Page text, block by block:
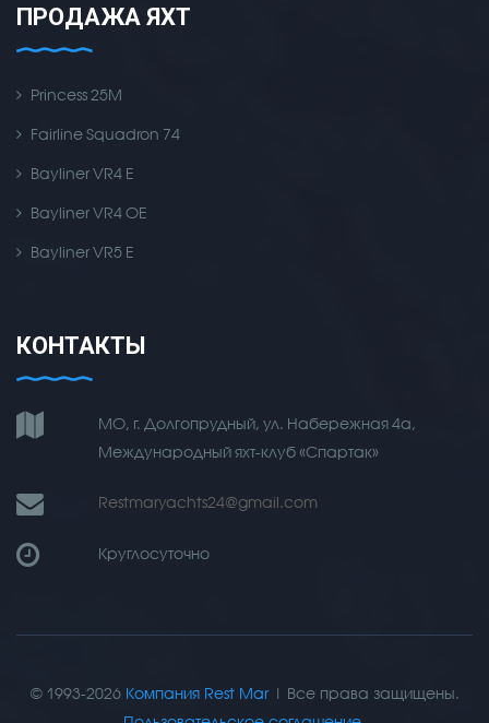
ПРОДАЖА ЯХТ
Princess 25M
Fairline Squadron 74
Bayliner VR4 E
Bayliner VR4 OE
Bayliner VR5 E
КОНТАКТЫ
МО, г. Долгопрудный, ул. Набережная 4а,
Международный яхт-клуб «Спартак»
Restmaryachts24@gmail.com
Круглосуточно
© 1993-2026 Компания Rest Mar| Все права защищены.